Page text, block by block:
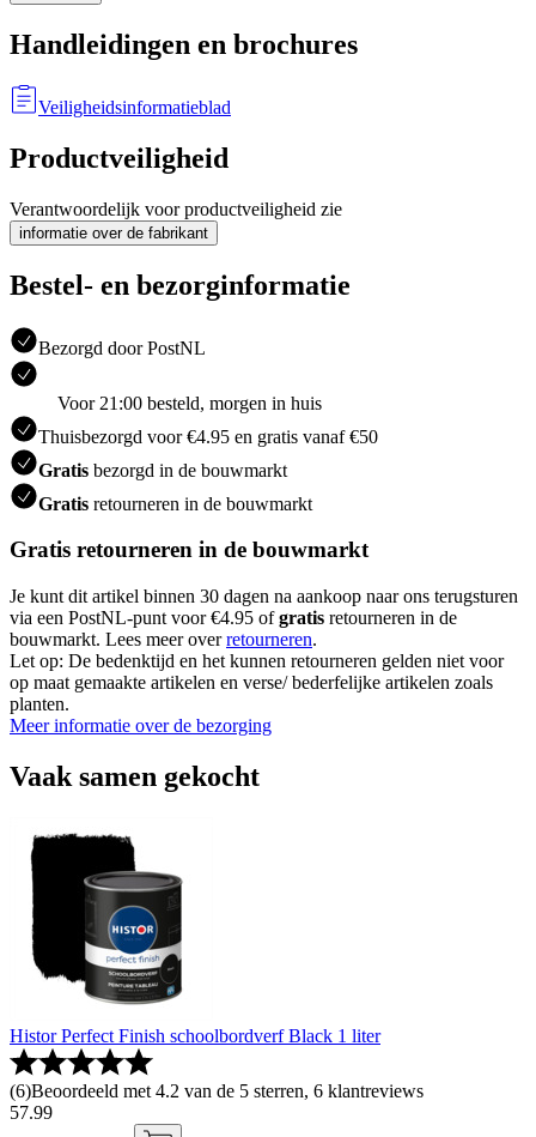
Handleidingen en brochures
Veiligheidsinformatieblad
Productveiligheid
Verantwoordelijk voor productveiligheid zie
informatie over de fabrikant
Bestel- en bezorginformatie
Bezorgd door PostNL
Voor 21:00 besteld, morgen in huis
Thuisbezorgd voor €4.95 en gratis vanaf €50
Gratis bezorgd in de bouwmarkt
Gratis retourneren in de bouwmarkt
Gratis retourneren in de bouwmarkt
Je kunt dit artikel binnen 30 dagen na aankoop naar ons terugsturen
via een PostNL-punt voor €4.95 ofgratis retourneren in de
bouwmarkt. Lees meer overretourneren.
Let op: De bedenktijd en het kunnen retourneren gelden niet voor
op maat gemaakte artikelen en verse/ bederfelijke artikelen zoals
planten.
Meer informatie over de bezorging
Vaak samen gekocht
Histor Perfect Finish schoolbordverf Black 1 liter
(6)Beoordeeld met 4.2 van de 5 sterren, 6 klantreviews
57.99